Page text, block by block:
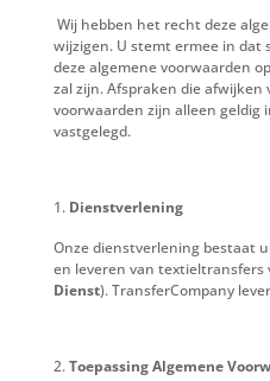
Wij hebben het recht deze
wijzigen. U stemt ermee in dat
deze algemene voorwaarden
zal zijn. Afspraken die afwijken
voorwaarden zijn alleen geldig
vastgelegd.
Dienstverlening
Onze dienstverlening bestaat
en leveren van textieltransfers
Dienst). TransferCompany
Toepassing Algemene